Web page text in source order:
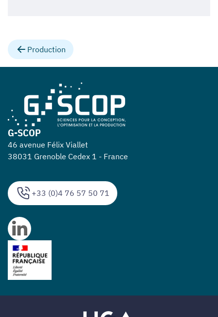
Production
+33 (0)4 76 57 50 71
G-SCOP
46 avenue Félix Viallet
38031 Grenoble Cedex 1 - France